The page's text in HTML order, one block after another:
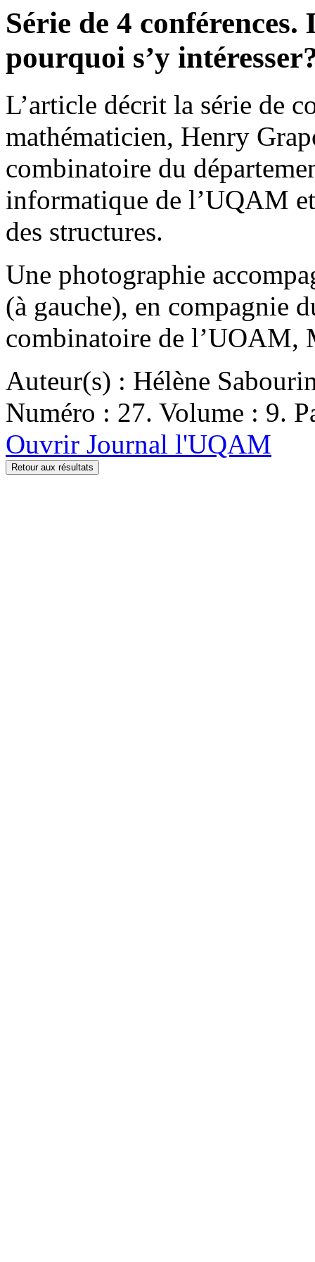
Série de 4
pourquoi s’y
L’article décrit la série de
mathématicien, Henry
combinatoire du
informatique de l’UQAM
des structures.
Une photographie
(à gauche), en compagnie
combinatoire de l’UOAM,
Auteur(s) : Hélène
Numéro : 27. Volume : 9.
Ouvrir Journal l'UQAM
Retour aux résultats